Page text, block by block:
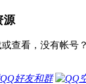
源
查看，没有帐号
QQ好友和群